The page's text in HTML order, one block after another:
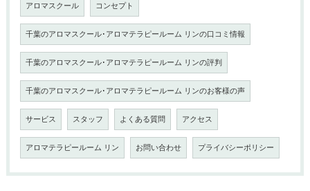
アロマスクール コンセプト
千葉のアロマスクール･アロマテラピールーム リンの口コミ情報
千葉のアロマスクール･アロマテラピールーム リンの評判
千葉のアロマスクール･アロマテラピールーム リンのお客様の声
サービス スタッフ よくある質問 アクセス
アロマテラピールーム リン お問い合わせ プライバシーポリシー